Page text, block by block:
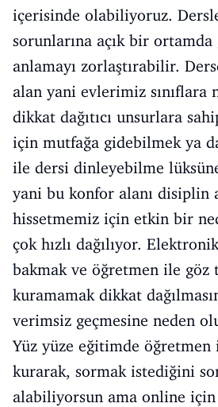
içerisinde olabiliyoruz.
sorunlarına açık bir ortamda
anlamayı zorlaştırabilir.
alan yani evlerimiz sınıflara
dikkat dağıtıcı unsurlara
için mutfağa gidebilmek ya
ile dersi dinleyebilme
yani bu konfor alanı disiplin
hissetmemiz için etkin bir
çok hızlı dağılıyor.
bakmak ve öğretmen ile göz
kuramamak dikkat
verimsiz geçmesine neden
Yüz yüze eğitimde öğretmen
kurarak, sormak istediğini
alabiliyorsun ama online